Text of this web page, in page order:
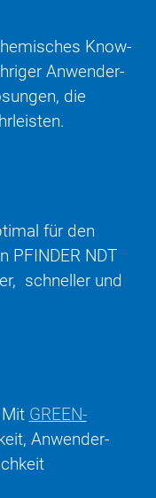
Know-
An­wender­
die
für den
PFINDER NDT
schneller und
GREEN­
Anwender­